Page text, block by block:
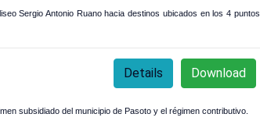
Sergio Antonio Ruano hacia destinos ubicados en los 4 puntos
Download
Details
subsidiado del municipio de Pasoto y el régimen contributivo.